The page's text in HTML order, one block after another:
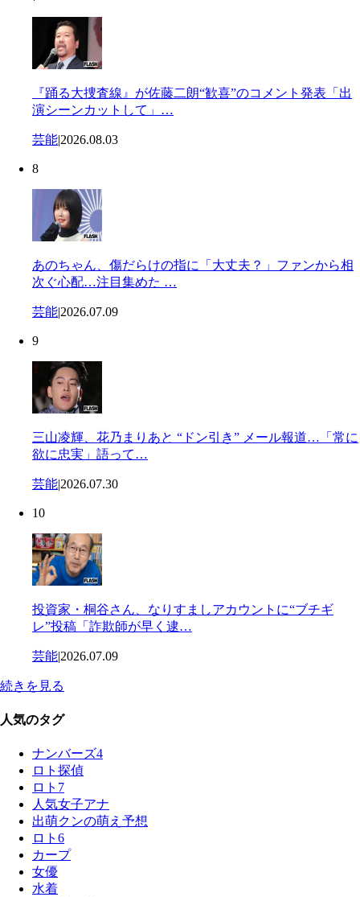
『踊る大捜査線』が佐藤二朗“歓喜”のコメント発表「出
演シーンカットして」…
芸能|2026.08.03
8
あのちゃん、傷だらけの指に「大丈夫？」ファンから相
次ぐ心配…注目集めた …
芸能|2026.07.09
9
三山凌輝、花乃まりあと “ドン引き” メール報道…「常に
欲に忠実」語って…
芸能|2026.07.30
10
投資家・桐谷さん、なりすましアカウントに“ブチギ
レ”投稿「詐欺師が早く逮…
芸能|2026.07.09
続きを見る
人気のタグ
ナンバーズ4
ロト探偵
ロト7
人気女子アナ
出萌クンの萌え予想
ロト6
カープ
女優
水着